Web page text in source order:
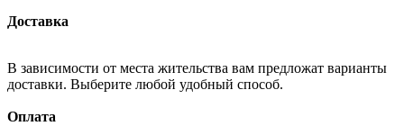
Доставка
В зависимости от места жительства вам предложат варианты
доставки. Выберите любой удобный способ.
Оплата